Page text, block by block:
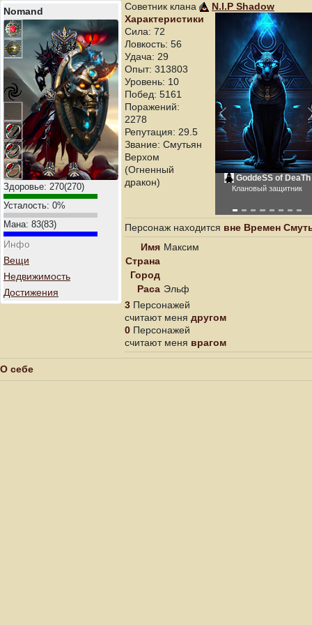
Nomand
Здоровье: 270(270)
Усталость: 0%
Мана: 83(83)
Инфо
Вещи
Недвижимость
Достижения
Советник клана
N.I.P Shadow
Характеристики
Сила: 72
Ловкость: 56
Удача: 29
Опыт: 313803
Уровень: 10
Побед: 5161
Поражений:
2278
Репутация: 29.5
Звание: Смутьян
Верхом
(Огненный
дракон)
GoddeSS of DeaTh
Клановый защитник
Персонаж находится вне Времен
Имя Максим
Страна
Город
Раса Эльф
3 Персонажей
считают меня другом
0 Персонажей
считают меня врагом
О себе